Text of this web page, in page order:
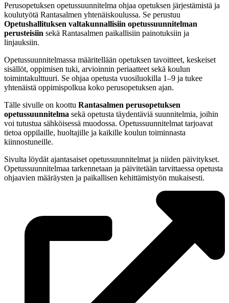
Perusopetuksen opetussuunnitelma ohjaa opetuksen järjestämistä ja
koulutyötä Rantasalmen yhtenäiskoulussa. Se perustuu
Opetushallituksen valtakunnallisiin opetussuunnitelman
perusteisiin sekä Rantasalmen paikallisiin painotuksiin ja
linjauksiin.
Opetussuunnitelmassa määritellään opetuksen tavoitteet, keskeiset
sisällöt, oppimisen tuki, arvioinnin periaatteet sekä koulun
toimintakulttuuri. Se ohjaa opetusta vuosiluokilla 1–9 ja tukee
yhtenäistä oppimispolkua koko perusopetuksen ajan.
Tälle sivulle on koottu Rantasalmen perusopetuksen
opetussuunnitelma sekä opetusta täydentäviä suunnitelmia, joihin
voi tutustua sähköisessä muodossa. Opetussuunnitelmat tarjoavat
tietoa oppilaille, huoltajille ja kaikille koulun toiminnasta
kiinnostuneille.
Sivulta löydät ajantasaiset opetussuunnitelmat ja niiden päivitykset.
Opetussuunnitelmaa tarkennetaan ja päivitetään tarvittaessa opetusta
ohjaavien määräysten ja paikallisen kehittämistyön mukaisesti.